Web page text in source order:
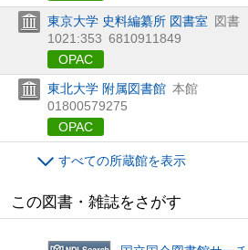
東京大学 史料編纂所 図書室 図書
1021:353 6810911849
OPAC
東北大学 附属図書館 本館
01800579275
OPAC
すべての所蔵館を表示
この図書・雑誌をさがす